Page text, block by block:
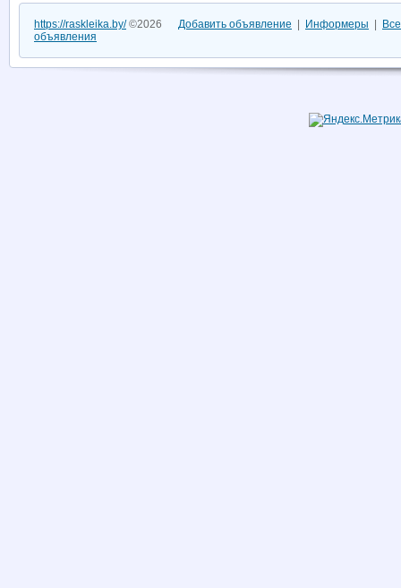
https://raskleika.by/©2026 Добавить объявление Информеры
объявления